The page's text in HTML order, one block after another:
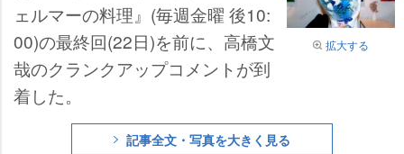
拡大する
ェルマーの料理』(毎週金曜 後10:
00)の最終回(22日)を前に、高橋文
哉のクランクアップコメントが到
着した。
記事全文・写真を大きく見る